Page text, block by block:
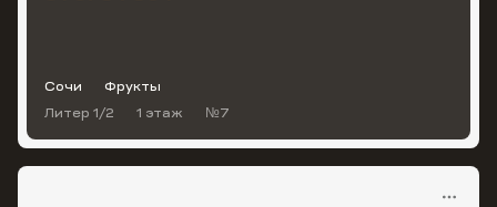
Сочи
Фрукты
Литер 1/2
1 этаж №7